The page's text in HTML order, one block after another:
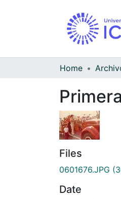
Home
Files
0601676.JPG
Date